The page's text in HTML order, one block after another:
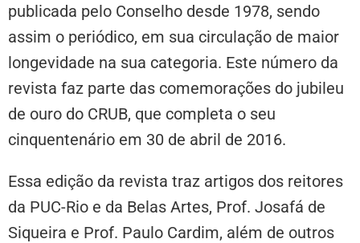
publicada pelo Conselho desde 1978, sendo
assim o periódico, em sua circulação de maior
longevidade na sua categoria. Este número da
revista faz parte das comemorações do jubileu
de ouro do CRUB, que completa o seu
cinquentenário em 30 de abril de 2016.
Essa edição da revista traz artigos dos reitores
da PUC-Rio e da Belas Artes, Prof. Josafá de
Siqueira e Prof. Paulo Cardim, além de outros